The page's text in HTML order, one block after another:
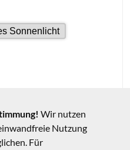
Wir nutzen
Nutzung
Für